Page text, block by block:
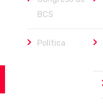
BCS
Política